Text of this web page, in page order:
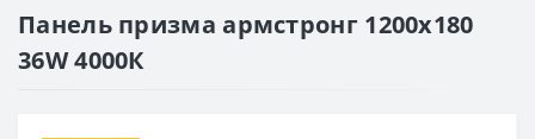
Панель призма армстронг 1200x180
36W 4000К